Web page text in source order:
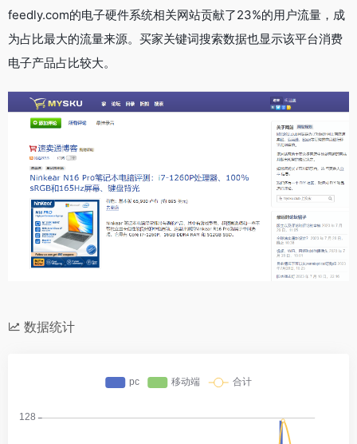
feedly.com的电子硬件系统相关网站贡献了23%的用户流量，成
为占比最大的流量来源。买家关键词搜索数据也显示该平台消费
电子产品占比较大。
数据统计